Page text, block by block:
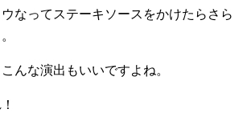
なってステーキソースをかけたらさら
んな演出もいいですよね。